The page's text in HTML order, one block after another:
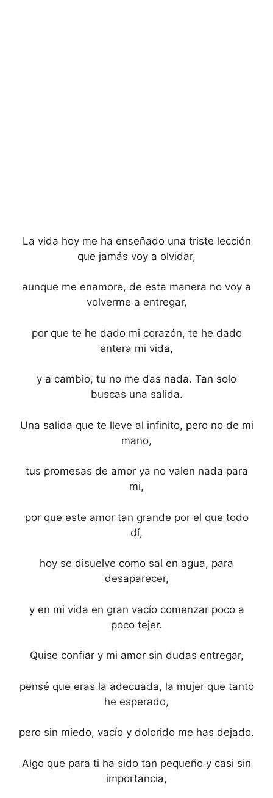
La vida hoy me ha enseñado una triste lección
que jamás voy a olvidar,
aunque me enamore, de esta manera no voy a
volverme a entregar,
por que te he dado mi corazón, te he dado
entera mi vida,
y a cambio, tu no me das nada. Tan solo
buscas una salida.
Una salida que te lleve al infinito, pero no de mi
mano,
tus promesas de amor ya no valen nada para
mi,
por que este amor tan grande por el que todo
dí,
hoy se disuelve como sal en agua, para
desaparecer,
y en mi vida en gran vacío comenzar poco a
poco tejer.
Quise confiar y mi amor sin dudas entregar,
pensé que eras la adecuada, la mujer que tanto
he esperado,
pero sin miedo, vacío y dolorido me has dejado.
Algo que para ti ha sido tan pequeño y casi sin
importancia,